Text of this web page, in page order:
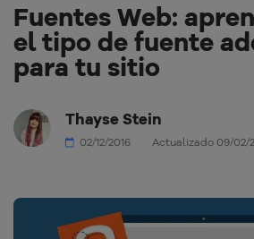
Fuentes Web:
el tipo de fuente
para tu sitio
Thayse Stein
02/12/2016 Actualizado 09/02/